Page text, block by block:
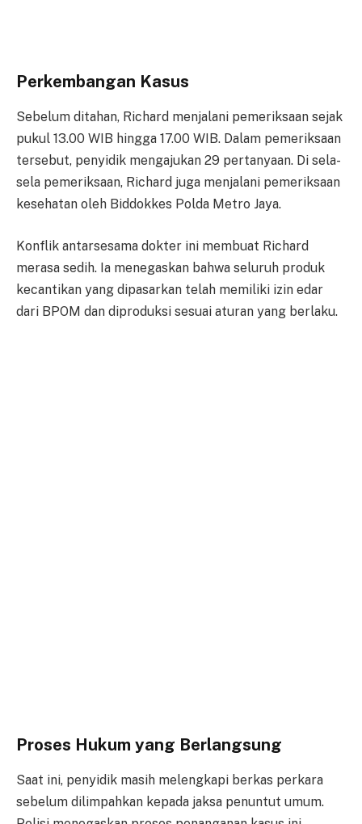
Perkembangan Kasus
Sebelum ditahan, Richard menjalani pemeriksaan sejak
pukul 13.00 WIB hingga 17.00 WIB. Dalam pemeriksaan
tersebut, penyidik mengajukan 29 pertanyaan. Di sela-
sela pemeriksaan, Richard juga menjalani pemeriksaan
kesehatan oleh Biddokkes Polda Metro Jaya.
Konflik antarsesama dokter ini membuat Richard
merasa sedih. Ia menegaskan bahwa seluruh produk
kecantikan yang dipasarkan telah memiliki izin edar
dari BPOM dan diproduksi sesuai aturan yang berlaku.
Proses Hukum yang Berlangsung
Saat ini, penyidik masih melengkapi berkas perkara
sebelum dilimpahkan kepada jaksa penuntut umum.